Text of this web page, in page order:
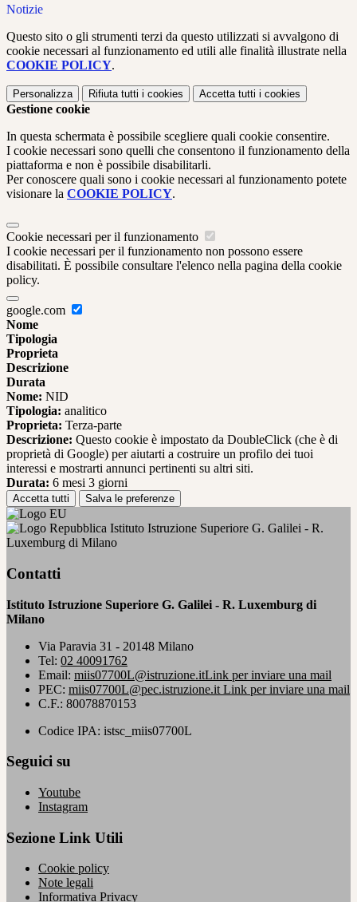
Notizie
Questo sito o gli strumenti terzi da questo utilizzati si avvalgono di
cookie necessari al funzionamento ed utili alle finalità illustrate nella
COOKIE POLICY.
Personalizza Rifiuta tutti i cookies Accetta tutti i cookies
Gestione cookie
In questa schermata è possibile scegliere quali cookie consentire.
I cookie necessari sono quelli che consentono il funzionamento della
piattaforma e non è possibile disabilitarli.
Per conoscere quali sono i cookie necessari al funzionamento potete
visionare la COOKIE POLICY.
Cookie necessari per il funzionamento
I cookie necessari per il funzionamento non possono essere
disabilitati. È possibile consultare l'elenco nella pagina della cookie
policy.
google.com
Nome
Tipologia
Proprieta
Descrizione
Durata
Nome: NID
Tipologia: analitico
Proprieta: Terza-parte
Descrizione: Questo cookie è impostato da DoubleClick (che è di
proprietà di Google) per aiutarti a costruire un profilo dei tuoi
interessi e mostrarti annunci pertinenti su altri siti.
Durata: 6 mesi 3 giorni
Accetta tutti Salva le preferenze
Istituto Istruzione Superiore G. Galilei - R.
Luxemburg di Milano
Contatti
Istituto Istruzione Superiore G. Galilei - R. Luxemburg di
Milano
Via Paravia 31 - 20148 Milano
Tel: 02 40091762
Email: miis07700L@istruzione.itLink per inviare una mail
PEC: miis07700L@pec.istruzione.it Link per inviare una mail
C.F.: 80078870153
Codice IPA: istsc_miis07700L
Seguici su
Youtube
Instagram
Sezione Link Utili
Cookie policy
Note legali
Informativa Privacy